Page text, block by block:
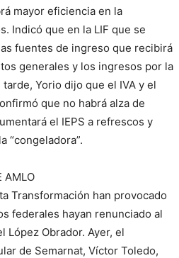
mayor eficiencia en la
Indicó que en la LIF que se
fuentes de ingreso que recibirá
generales y los ingresos por la
Yorio dijo que el IVA y el
que no habrá alza de
el IEPS a refrescos y
“congeladora”.
AMLO
Transformación han provocado
federales hayan renunciado al
López Obrador. Ayer, el
de Semarnat, Víctor Toledo,